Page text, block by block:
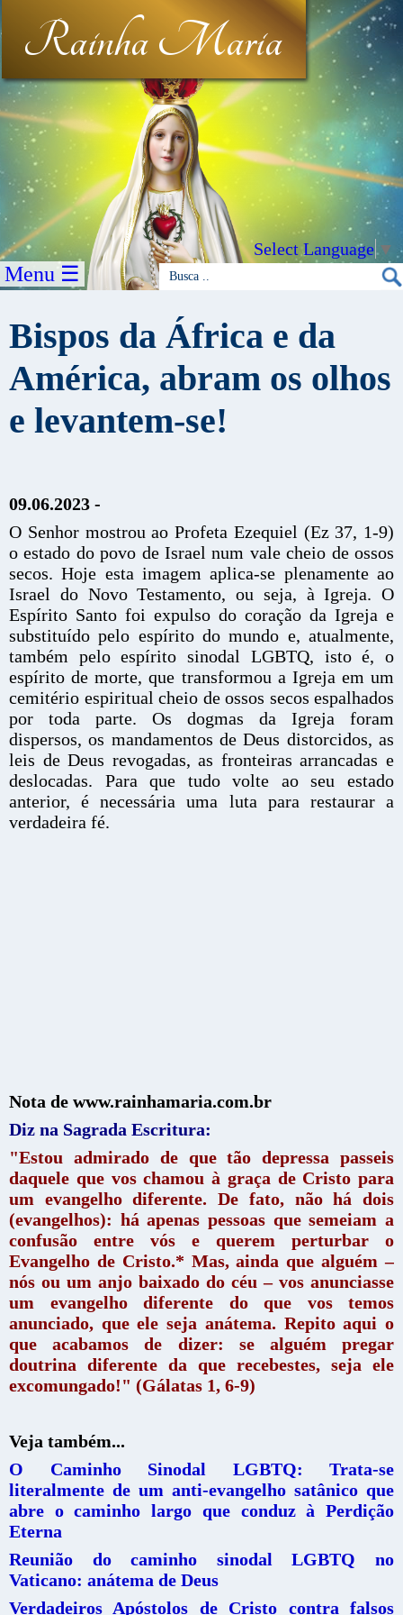
Rainha Maria
Select Language▼
Menu ☰
Bispos da África e da
América, abram os olhos
e levantem-se!
09.06.2023 -
O Senhor mostrou ao Profeta Ezequiel (Ez 37, 1-9)
o estado do povo de Israel num vale cheio de ossos
secos. Hoje esta imagem aplica-se plenamente ao
Israel do Novo Testamento, ou seja, à Igreja. O
Espírito Santo foi expulso do coração da Igreja e
substituído pelo espírito do mundo e, atualmente,
também pelo espírito sinodal LGBTQ, isto é, o
espírito de morte, que transformou a Igreja em um
cemitério espiritual cheio de ossos secos espalhados
por toda parte. Os dogmas da Igreja foram
dispersos, os mandamentos de Deus distorcidos, as
leis de Deus revogadas, as fronteiras arrancadas e
deslocadas. Para que tudo volte ao seu estado
anterior, é necessária uma luta para restaurar a
verdadeira fé.
Nota de www.rainhamaria.com.br
Diz na Sagrada Escritura:
"Estou admirado de que tão depressa passeis
daquele que vos chamou à graça de Cristo para
um evangelho diferente. De fato, não há dois
(evangelhos): há apenas pessoas que semeiam a
confusão entre vós e querem perturbar o
Evangelho de Cristo.* Mas, ainda que alguém –
nós ou um anjo baixado do céu – vos anunciasse
um evangelho diferente do que vos temos
anunciado, que ele seja anátema. Repito aqui o
que acabamos de dizer: se alguém pregar
doutrina diferente da que recebestes, seja ele
excomungado!" (Gálatas 1, 6-9)
Veja também...
O Caminho Sinodal LGBTQ: Trata-se
literalmente de um anti-evangelho satânico que
abre o caminho largo que conduz à Perdição
Eterna
Reunião do caminho sinodal LGBTQ no
Vaticano: anátema de Deus
Verdadeiros Apóstolos de Cristo contra falsos